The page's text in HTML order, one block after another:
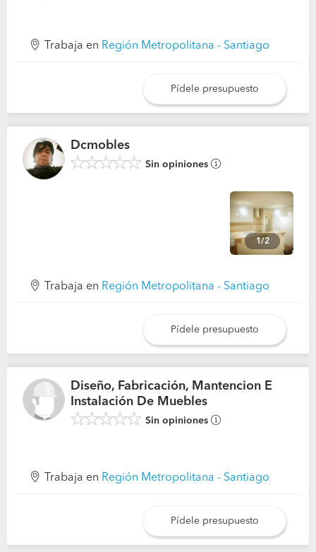
Trabaja en Región Metropolitana - Santiago
Pídele presupuesto
Dcmobles
Sin opiniones
1/2
Trabaja en Región Metropolitana - Santiago
Pídele presupuesto
Diseño, Fabricación, Mantencion E
Instalación De Muebles
Sin opiniones
Trabaja en Región Metropolitana - Santiago
Pídele presupuesto